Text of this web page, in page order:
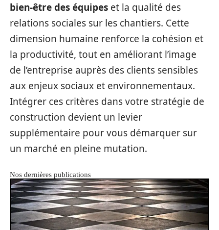
bien-être des équipes et la qualité des
relations sociales sur les chantiers. Cette
dimension humaine renforce la cohésion et
la productivité, tout en améliorant l’image
de l’entreprise auprès des clients sensibles
aux enjeux sociaux et environnementaux.
Intégrer ces critères dans votre stratégie de
construction devient un levier
supplémentaire pour vous démarquer sur
un marché en pleine mutation.
Nos dernières publications